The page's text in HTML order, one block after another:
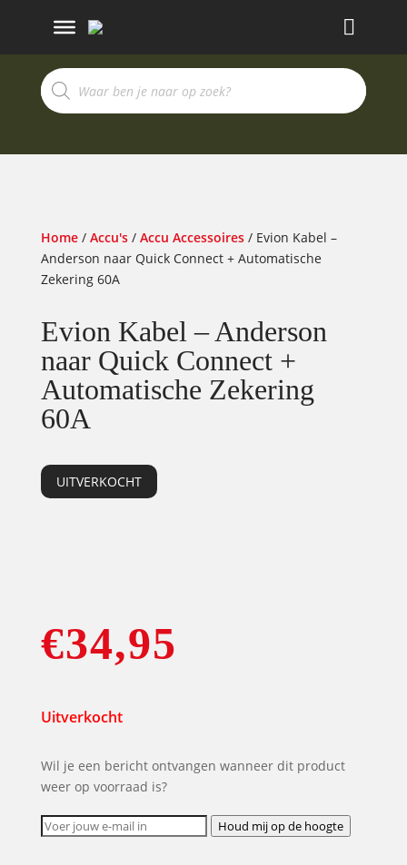
Producten
zoeken
Home/ Accu's/ Accu Accessoires/ Evion Kabel –
Anderson naar Quick Connect + Automatische
Zekering 60A
Evion Kabel – Anderson
naar Quick Connect +
Automatische Zekering
60A
UITVERKOCHT
€34,95
Uitverkocht
Wil je een bericht ontvangen wanneer dit product
weer op voorraad is?
Houd mij op de hoogte